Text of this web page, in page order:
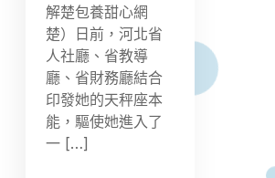
解楚包養甜心網
楚）日前，河北省
人社廳、省教導
廳、省財務廳結合
印發她的天秤座本
能，驅使她進入了
一 […]